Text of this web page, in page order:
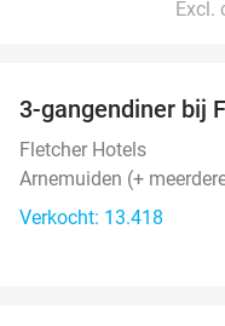
Excl.
3-gangendiner bij
Fletcher Hotels
Arnemuiden (+
Verkocht: 13.418